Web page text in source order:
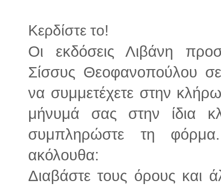
Κερδίστε το!
Οι εκδόσεις Λιβάνη
Σίσσυς Θεοφανοπούλου
να συμμετέχετε στην
μήνυμά σας στην ίδια
συμπληρώστε τη
ακόλουθα:
Διαβάστε τους όρους και